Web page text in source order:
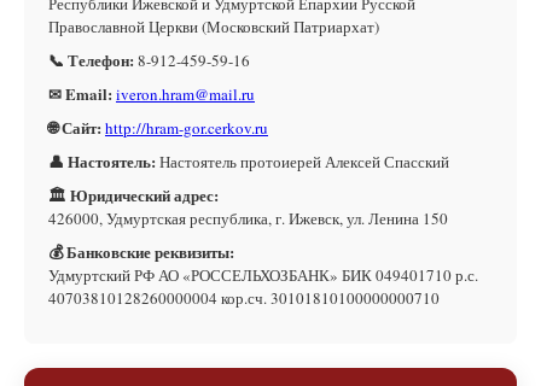
Православной Церкви (Московский Патриархат)
📞 Телефон: 8-912-459-59-16
✉ Email: iveron.hram@mail.ru
🌐 Сайт: http://hram-gor.cerkov.ru
👤 Настоятель: Настоятель протоиерей Алексей Спасский
🏛 Юридический адрес:
426000, Удмуртская республика, г. Ижевск, ул. Ленина 150
💰 Банковские реквизиты:
Удмуртский РФ АО «РОССЕЛЬХОЗБАНК» БИК 049401710 р.с.
40703810128260000004 кор.сч. 30101810100000000710